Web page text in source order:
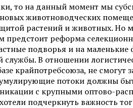
то на данный момент мы
животноводческих
растений и животных. Но
предстоит реформа
подворья и на
В отношении
крайпотребсоюза, не
потоки должны
с крупными оптово-
подчеркнуть важность